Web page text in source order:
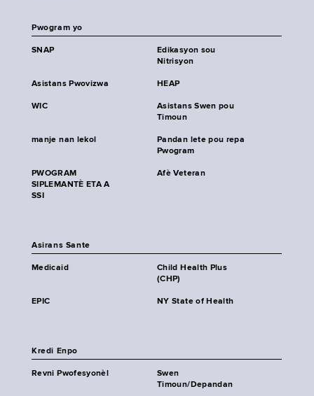
Pwogram yo
SNAP
Edikasyon sou
Nitrisyon
Asistans Pwovizwa HEAP
WIC
Asistans Swen pou
Timoun
manje nan lekol
Pandan lete pou repa
Pwogram
PWOGRAM
SIPLEMANTÈ ETA A
SSI
Afè Veteran
Asirans Sante
Medicaid
Child Health Plus
(CHP)
EPIC NY State of Health
Kredi Enpo
Revni Pwofesyonèl
Swen
Timoun/Depandan